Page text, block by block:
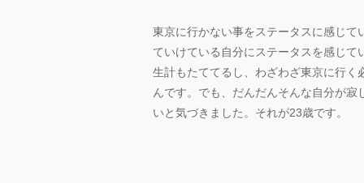
東京に行かない事をステータスに感じ
ていけている自分にステータスを感じ
生計もたててるし、わざわざ東京に行
んです。でも、だんだんそんな自分が
いと気づきました。それが23歳です。